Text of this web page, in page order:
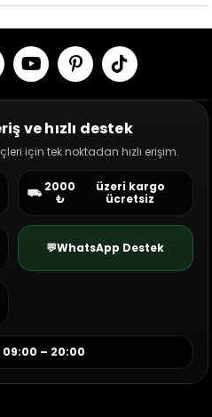
ve hızlı destek
için tek noktadan hızlı erişim.
⛟2000
₺
üzeri kargo
ücretsiz
💬WhatsApp Destek
– 20:00